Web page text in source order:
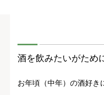
酒を飲みたいがため
お年頃（中年）の酒好き